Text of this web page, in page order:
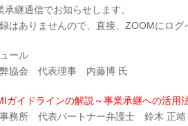
継通信でお知らせします。
はありませんので、直接、ZOOMにログ
ール
協会 代表理事 内藤博 氏
イドラインの解説～事業承継への活用法
務所 代表パートナー弁護士 鈴木 正靖